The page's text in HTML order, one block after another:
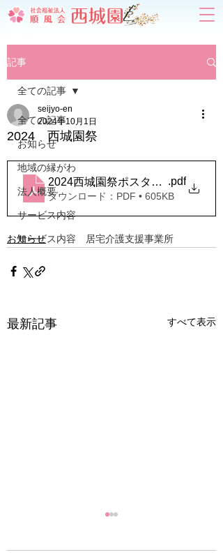
記事
全ての記事
お知らせ
地域の縁がわ
法人概要
サービス内容
サービス内容 居宅介護支援事業所
全ての記事
2024 西城園祭
seijyo-en
2024年10月1日
2024西城園祭ポスターが完成しま
.pdf
ダウンロード：PDF • 605KB
お知らせ
最新記事 すべて表示